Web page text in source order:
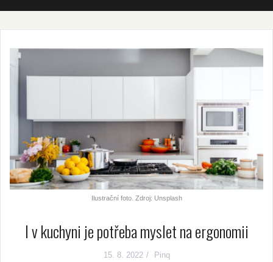
Ilustrační foto. Zdroj: Unsplash
I v kuchyni je potřeba myslet na ergonomii
15. 8. 2022 Pinq